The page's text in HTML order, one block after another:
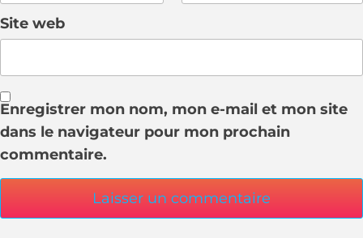
Site web
Enregistrer mon nom, mon e-mail et mon site
dans le navigateur pour mon prochain
commentaire.